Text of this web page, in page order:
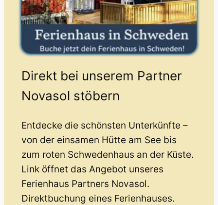
Direkt bei unserem Partner
Novasol stöbern
Entdecke die schönsten Unterkünfte –
von der einsamen Hütte am See bis
zum roten Schwedenhaus an der Küste.
Link öffnet das Angebot unseres
Ferienhaus Partners Novasol.
Direktbuchung eines Ferienhauses.